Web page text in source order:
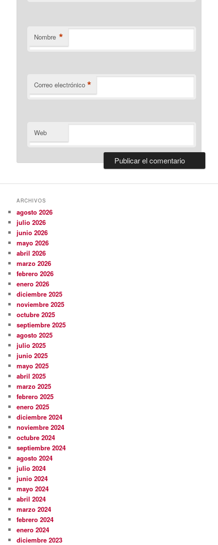
Nombre *
Correo electrónico *
Web
ARCHIVOS
agosto 2026
julio 2026
junio 2026
mayo 2026
abril 2026
marzo 2026
febrero 2026
enero 2026
diciembre 2025
noviembre 2025
octubre 2025
septiembre 2025
agosto 2025
julio 2025
junio 2025
mayo 2025
abril 2025
marzo 2025
febrero 2025
enero 2025
diciembre 2024
noviembre 2024
octubre 2024
septiembre 2024
agosto 2024
julio 2024
junio 2024
mayo 2024
abril 2024
marzo 2024
febrero 2024
enero 2024
diciembre 2023